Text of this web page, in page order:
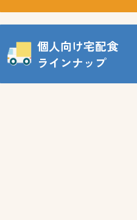
個人向け宅配食
ラインナップ